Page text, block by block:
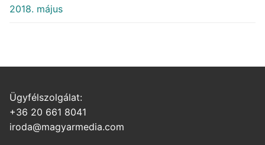
2018. május
Ügyfélszolgálat:
+36 20 661 8041
iroda@magyarmedia.com